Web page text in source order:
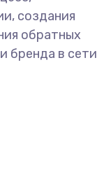
создания
обратных
бренда в сети